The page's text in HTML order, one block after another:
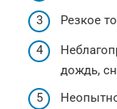
Резкое
дождь,